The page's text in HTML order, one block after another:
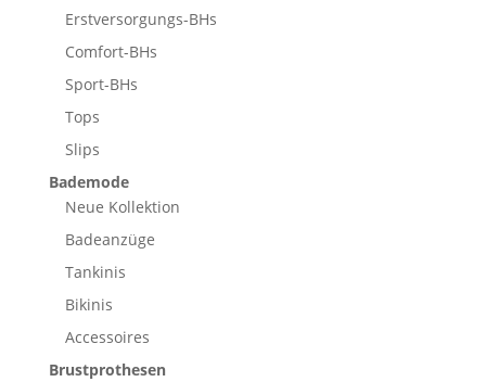
Erstversorgungs-BHs
Comfort-BHs
Sport-BHs
Tops
Slips
Bademode
Neue Kollektion
Badeanzüge
Tankinis
Bikinis
Accessoires
Brustprothesen